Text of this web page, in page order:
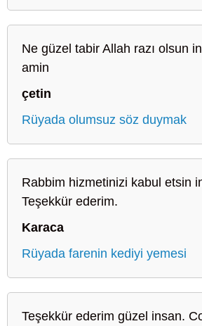
Ne güzel tabir Allah razı olsun
amin
çetin
Rüyada olumsuz söz duymak
Rabbim hizmetinizi kabul etsin
Teşekkür ederim.
Karaca
Rüyada farenin kediyi yemesi
Teşekkür ederim güzel insan.